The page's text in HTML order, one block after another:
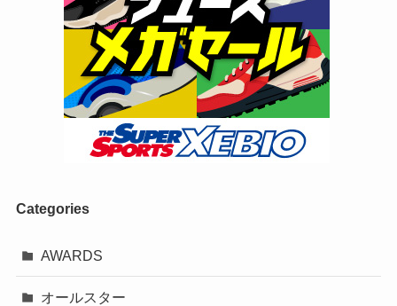
Categories
AWARDS
オールスター